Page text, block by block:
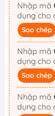
Nhập mã
dụng cho
Sao chép
Nhập mã
dụng cho
Sao chép
Nhập mã
dụng cho